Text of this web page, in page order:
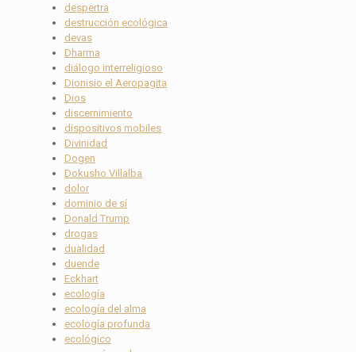
despertra
destrucción ecológica
devas
Dharma
diálogo interreligioso
Dionisio el Aeropagita
Dios
discernimiento
dispositivos mobiles
Divinidad
Dogen
Dokusho Villalba
dolor
dominio de sí
Donald Trump
drogas
dualidad
duende
Eckhart
ecología
ecología del alma
ecología profunda
ecológico